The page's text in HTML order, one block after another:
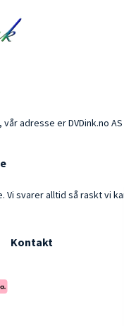
adresse er DVDink.no
Vi svarer alltid så raskt vi
Kontakt